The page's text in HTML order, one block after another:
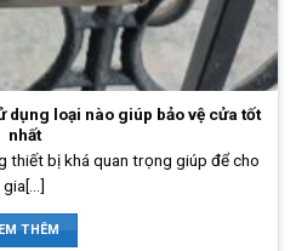
loại nào giúp bảo vệ cửa tốt
nhất
thiết bị khá quan trọng giúp để cho
gia[...]
THÊM